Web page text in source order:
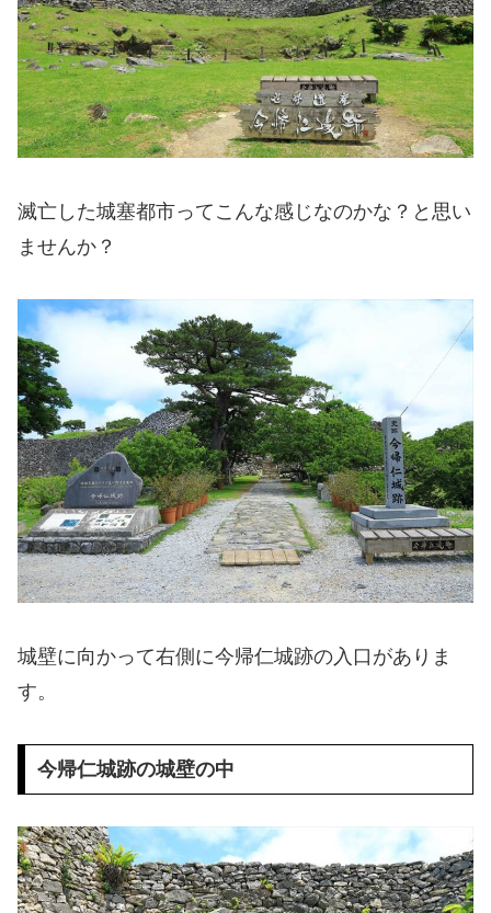
滅亡した城塞都市ってこんな感じなのかな？と思い
ませんか？
城壁に向かって右側に今帰仁城跡の入口がありま
す。
今帰仁城跡の城壁の中